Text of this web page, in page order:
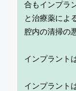
合もインプラ
と治療薬によ
腔内の清掃の
インプラントは
インプラント